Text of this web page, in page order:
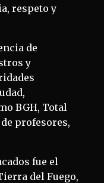
respeto y
de
y
BGH, Total
profesores,
fue el
del Fuego,